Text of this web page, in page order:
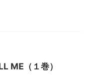
ME（１巻）